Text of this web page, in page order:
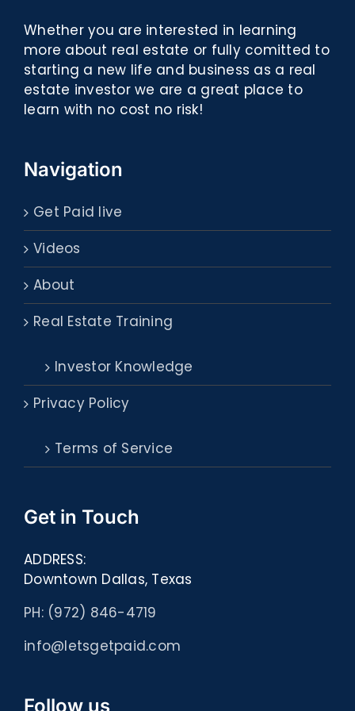
Whether you are interested in learning
more about real estate or fully comitted to
starting a new life and business as a real
estate investor we are a great place to
learn with no cost no risk!
Navigation
Get Paid live
Videos
About
Real Estate Training
Investor Knowledge
Privacy Policy
Terms of Service
Get in Touch
ADDRESS:
Downtown Dallas, Texas
PH: (972) 846-4719
info@letsgetpaid.com
Follow us